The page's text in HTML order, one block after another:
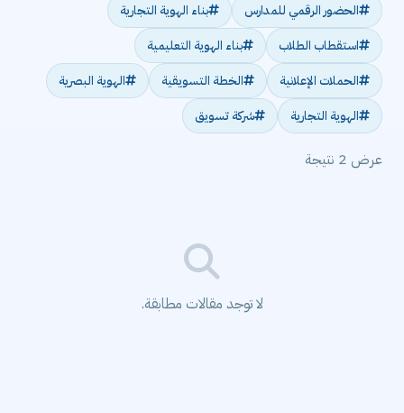
الحضور الرقمي للمدارس
بناء الهوية التجارية
استقطاب الطلاب
بناء الهوية التعليمية
الحملات الإعلانية
الخطة التسويقية
الهوية البصرية
الهوية التجارية
شركة تسويق
عرض 2 نتيجة
لا توجد مقالات مطابقة.